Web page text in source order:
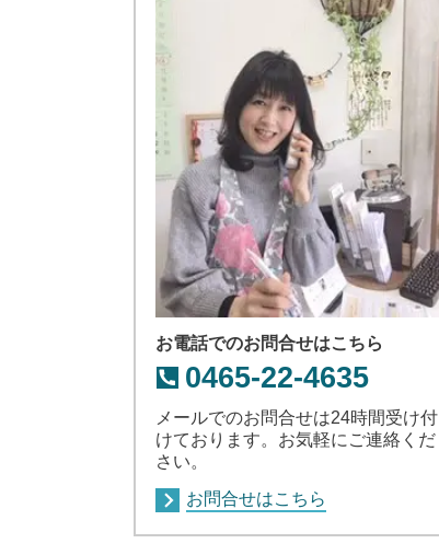
お電話でのお問合せはこちら
0465-22-4635
メールでのお問合せは24時間受け付
けております。お気軽にご連絡くだ
さい。
お問合せはこちら